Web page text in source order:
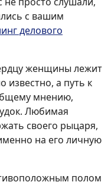
с вашим
делового
женщины лежит
известно, а путь к
мнению,
Любимая
своего рыцаря,
на его личную
полом